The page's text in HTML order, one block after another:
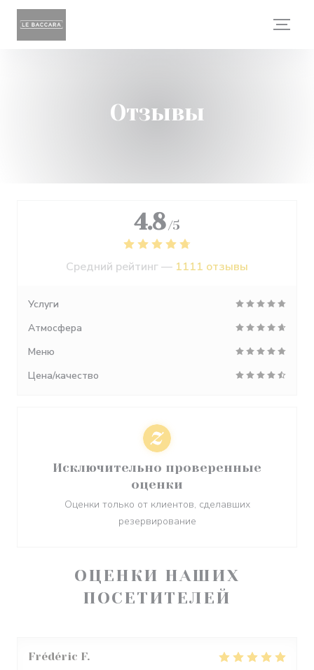
Панель управления cookies
Отзывы
ОЦЕНКИ НАШИХ
ПОСЕТИТЕЛЕЙ
Frédéric F
4.8 /5
Средний рейтинг — 1111 отзывы
Услуги
Атмосфера
Меню
Цена/качество
Исключительно проверенные
оценки
Оценки только от клиентов, сделавших
резервирование